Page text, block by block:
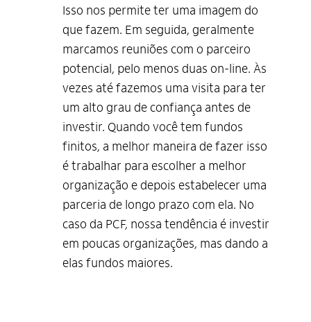
Isso nos permite ter uma imagem do
que fazem. Em seguida, geralmente
marcamos reuniões com o parceiro
potencial, pelo menos duas on-line. Às
vezes até fazemos uma visita para ter
um alto grau de confiança antes de
investir. Quando você tem fundos
finitos, a melhor maneira de fazer isso
é trabalhar para escolher a melhor
organização e depois estabelecer uma
parceria de longo prazo com ela. No
caso da PCF, nossa tendência é investir
em poucas organizações, mas dando a
elas fundos maiores.